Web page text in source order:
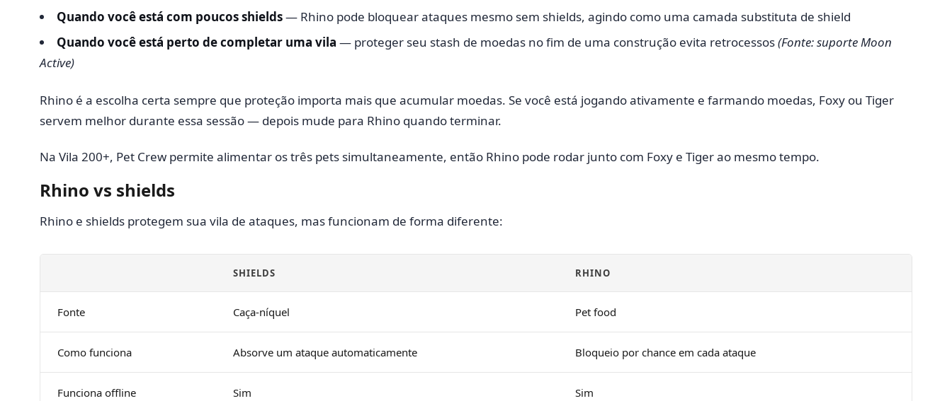
Quando você está com poucos shields— Rhino pode bloquear ataques mesmo sem shields, agindo como uma camada substituta de shield
Quando você está perto de completar uma vila — proteger seu stash de moedas no fim de uma construção evita retrocessos(Fonte: suporte Moon
Active)
Rhino é a escolha certa sempre que proteção importa mais que acumular moedas. Se você está jogando ativamente e farmando moedas, Foxy ou Tiger
servem melhor durante essa sessão — depois mude para Rhino quando terminar.
Na Vila 200+, Pet Crew permite alimentar os três pets simultaneamente, então Rhino pode rodar junto com Foxy e Tiger ao mesmo tempo.
Rhino vs shields
Rhino e shields protegem sua vila de ataques, mas funcionam de forma diferente:
SHIELDS RHINO
Fonte Caça-níquel Pet food
Como funciona Absorve um ataque automaticamente Bloqueio por chance em cada ataque
Funciona offline Sim Sim